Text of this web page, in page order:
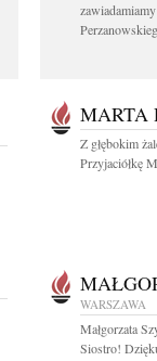
MARTA
Z głębokim
Przyjaciółkę
WARSZAWA
Małgorzata
Siostro!